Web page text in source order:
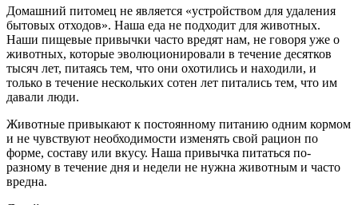
Домашний питомец не является «устройством для удаления
бытовых отходов». Наша еда не подходит для животных.
Наши пищевые привычки часто вредят нам, не говоря уже о
животных, которые эволюционировали в течение десятков
тысяч лет, питаясь тем, что они охотились и находили, и
только в течение нескольких сотен лет питались тем, что им
давали люди.
Животные привыкают к постоянному питанию одним кормом
и не чувствуют необходимости изменять свой рацион по
форме, составу или вкусу. Наша привычка питаться по-
разному в течение дня и недели не нужна животным и часто
вредна.